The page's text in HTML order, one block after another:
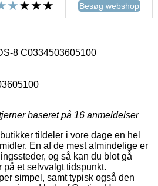
Besøg webshop
8 C0334503605100
baseret på 16 anmeldelser
tildeler i vore dage en hel
En af de mest almindelige er
og så kan du blot gå
på et selvvalgt tidspunkt.
simpel, samt typisk også den